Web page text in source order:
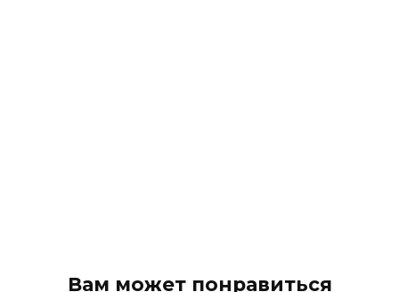
Вам может понравиться